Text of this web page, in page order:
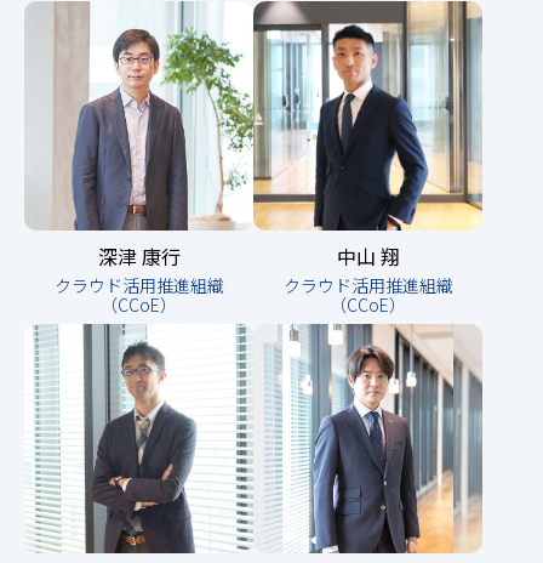
深津 康行
クラウド活用推進組織
（CCoE）
中山 翔
クラウド活用推進組織
（CCoE）